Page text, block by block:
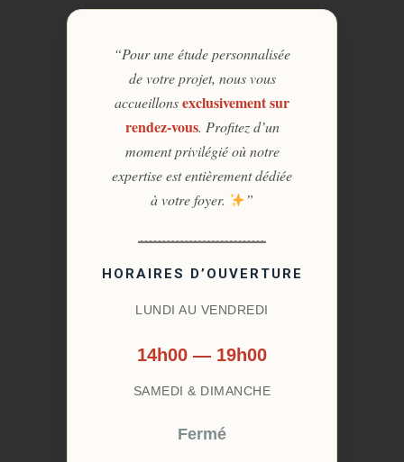
“Pour une étude personnalisée
de votre projet, nous vous
accueillonsexclusivement sur
rendez-vous. Profitez d’un
moment privilégié où notre
expertise est entièrement dédiée
à votre foyer.
”
HORAIRES D’OUVERTURE
LUNDI AU VENDREDI
14h00 — 19h00
SAMEDI & DIMANCHE
Fermé